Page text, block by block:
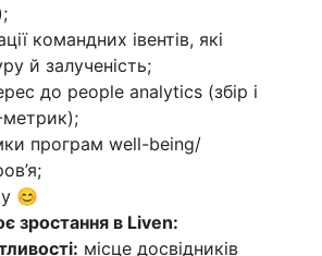
командних івентів, які
й залученість;
до people analytics (збір і
метрик);
програм well-being/
😊
зростання в Liven:
місце досвідників